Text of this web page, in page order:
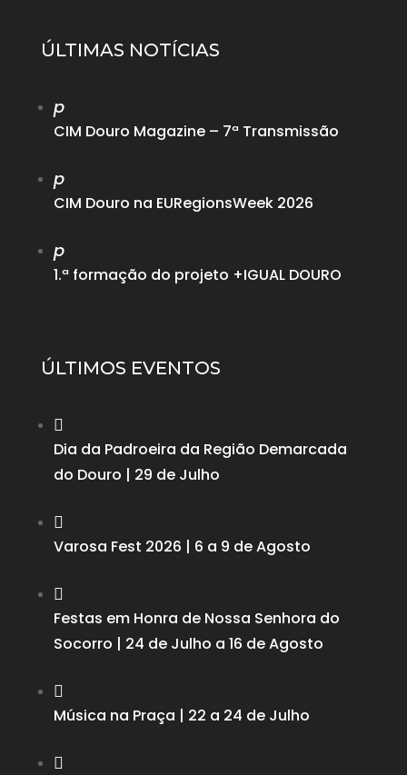
ÚLTIMAS NOTÍCIAS
p
CIM Douro Magazine – 7ª Transmissão
p
CIM Douro na EURegionsWeek 2026
p
1.ª formação do projeto +IGUAL DOURO
ÚLTIMOS EVENTOS

Dia da Padroeira da Região Demarcada
do Douro | 29 de Julho

Varosa Fest 2026 | 6 a 9 de Agosto

Festas em Honra de Nossa Senhora do
Socorro | 24 de Julho a 16 de Agosto

Música na Praça | 22 a 24 de Julho
